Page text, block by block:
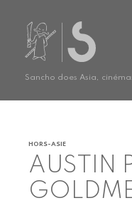
Sancho does Asia,
HORS-ASIE
AUSTIN